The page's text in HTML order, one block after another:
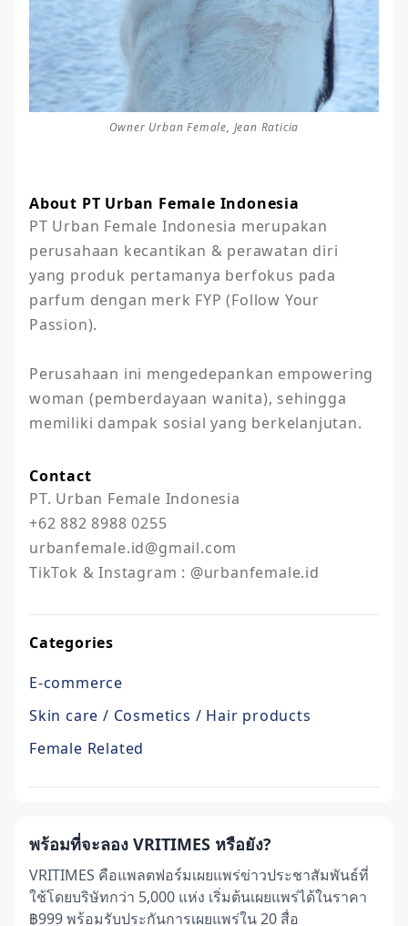
Owner Urban Female, Jean Raticia
About PT Urban Female Indonesia
PT Urban Female Indonesia merupakan
perusahaan kecantikan & perawatan diri
yang produk pertamanya berfokus pada
parfum dengan merk FYP (Follow Your
Passion).
Perusahaan ini mengedepankan empowering
woman (pemberdayaan wanita), sehingga
memiliki dampak sosial yang berkelanjutan.
Contact
PT. Urban Female Indonesia
+62 882 8988 0255
urbanfemale.id@gmail.com
TikTok & Instagram : @urbanfemale.id
Categories
E-commerce
Skin care / Cosmetics / Hair products
Female Related
พร้อมที่จะลอง VRITIMES หรือยัง?
VRITIMES คือแพลตฟอร์มเผยแพร่ข่าวประชาสัมพันธ์ที่
ใช้โดยบริษัทกว่า 5,000 แห่ง เริ่มต้นเผยแพร่ได้ในราคา
฿999 พร้อมรับประกันการเผยแพร่ใน 20 สื่อ